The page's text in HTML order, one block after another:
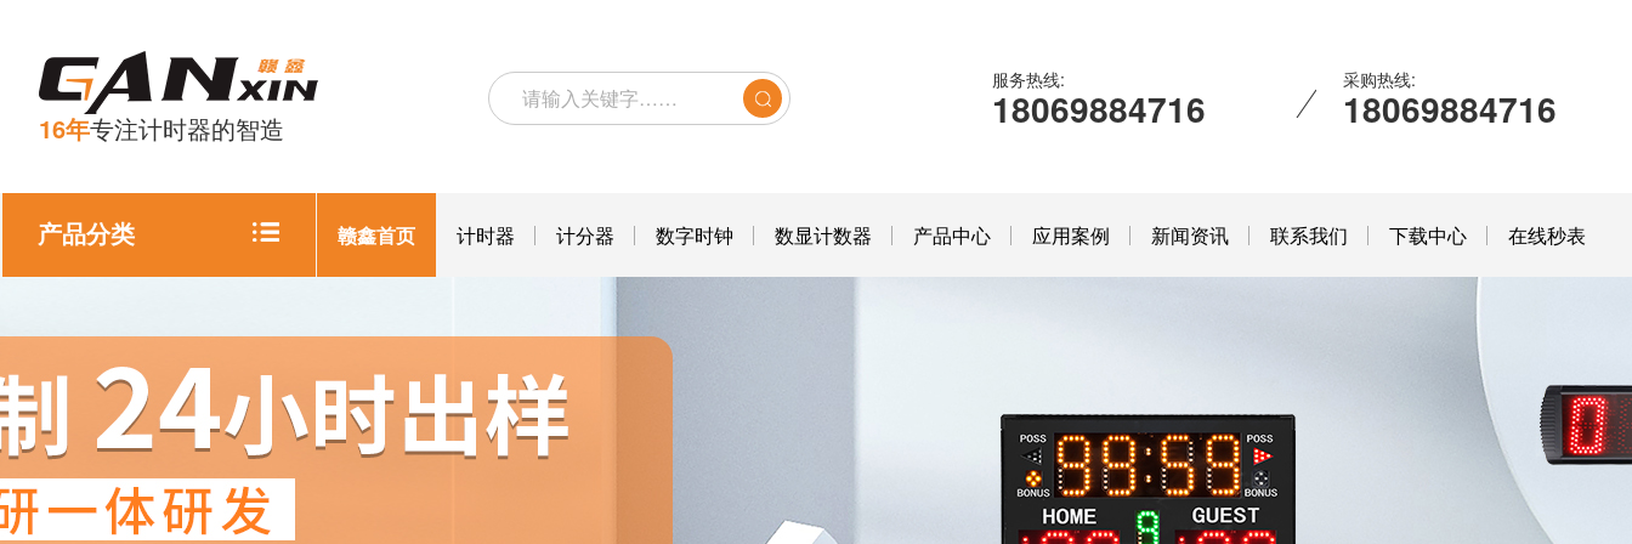
16年专注计时器的智造
服务热线:
18069884716
采购热线:
18069884716
产品分类 赣鑫首页 计时器 计分器 数字时钟 数显计数器 产品中心 应用案例 新闻资讯 联系我们 下载中心 在线秒表